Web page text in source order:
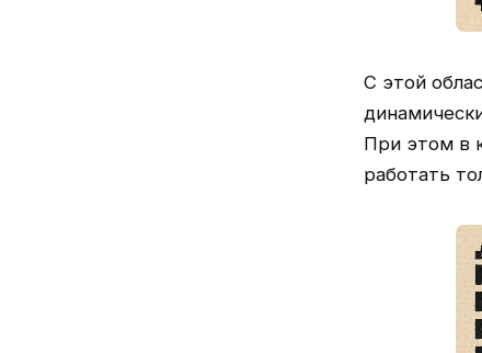
С этой
При этом в
работать